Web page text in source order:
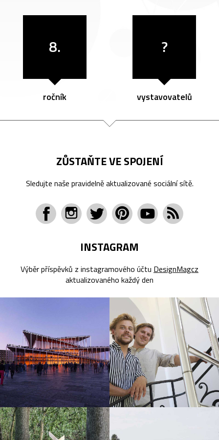
8.
ročník
?
vystavovatelů
ZŮSTAŇTE VE SPOJENÍ
Sledujte naše pravidelně aktualizované sociální sítě.
INSTAGRAM
Výběr příspěvků z instagramového účtu DesignMagcz
aktualizovaného každý den